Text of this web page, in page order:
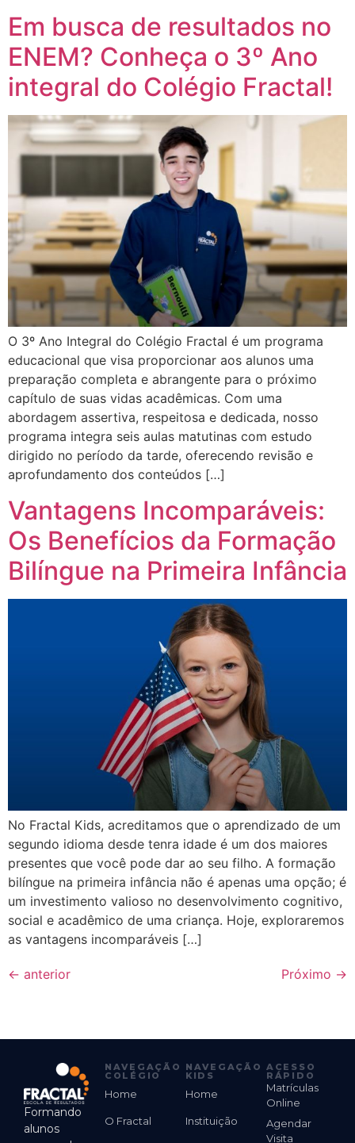
Em busca de resultados no
ENEM? Conheça o 3º Ano
integral do Colégio Fractal!
O 3º Ano Integral do Colégio Fractal é um programa
educacional que visa proporcionar aos alunos uma
preparação completa e abrangente para o próximo
capítulo de suas vidas acadêmicas. Com uma
abordagem assertiva, respeitosa e dedicada, nosso
programa integra seis aulas matutinas com estudo
dirigido no período da tarde, oferecendo revisão e
aprofundamento dos conteúdos […]
Vantagens Incomparáveis:
Os Benefícios da Formação
Bilíngue na Primeira Infância
No Fractal Kids, acreditamos que o aprendizado de um
segundo idioma desde tenra idade é um dos maiores
presentes que você pode dar ao seu filho. A formação
bilíngue na primeira infância não é apenas uma opção; é
um investimento valioso no desenvolvimento cognitivo,
social e acadêmico de uma criança. Hoje, exploraremos
as vantagens incomparáveis […]
← anterior Próximo →
Formando
alunos
NAVEGAÇÃO
COLÉGIO
Home
O Fractal
NAVEGAÇÃO
KIDS
Home
Instituição
ACESSO
RÁPIDO
Matrículas
Online
Agendar
Visita